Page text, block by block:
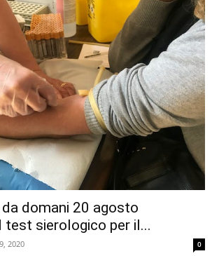
da domani 20 agosto
test sierologico per il...
2020 0